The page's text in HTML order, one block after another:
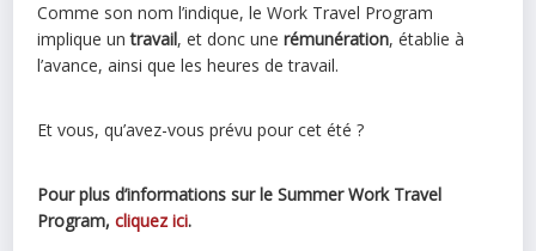
Comme son nom l’indique, le Work Travel Program
implique untravail, et donc unerémunération, établie à
l’avance, ainsi que les heures de travail.
Et vous, qu’avez-vous prévu pour cet été ?
Pour plus d’informations sur le Summer Work Travel
Program,cliquez ici.